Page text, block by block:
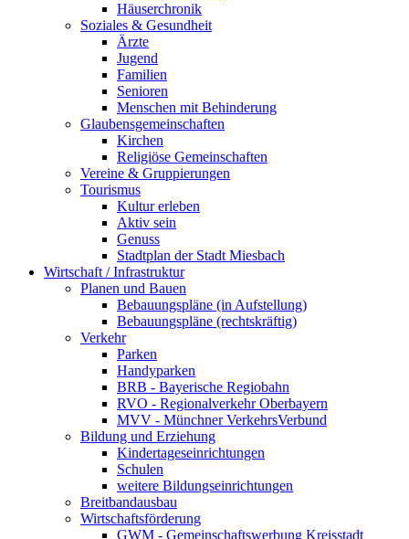
Häuserchronik
Soziales & Gesundheit
Ärzte
Jugend
Familien
Senioren
Menschen mit Behinderung
Glaubensgemeinschaften
Kirchen
Religiöse Gemeinschaften
Vereine & Gruppierungen
Tourismus
Kultur erleben
Aktiv sein
Genuss
Stadtplan der Stadt Miesbach
Wirtschaft / Infrastruktur
Planen und Bauen
Bebauungspläne (in Aufstellung)
Bebauungspläne (rechtskräftig)
Verkehr
Parken
Handyparken
BRB - Bayerische Regiobahn
RVO - Regionalverkehr Oberbayern
MVV - Münchner VerkehrsVerbund
Bildung und Erziehung
Kindertageseinrichtungen
Schulen
weitere Bildungseinrichtungen
Breitbandausbau
Wirtschaftsförderung
GWM - Gemeinschaftswerbung Kreisstadt